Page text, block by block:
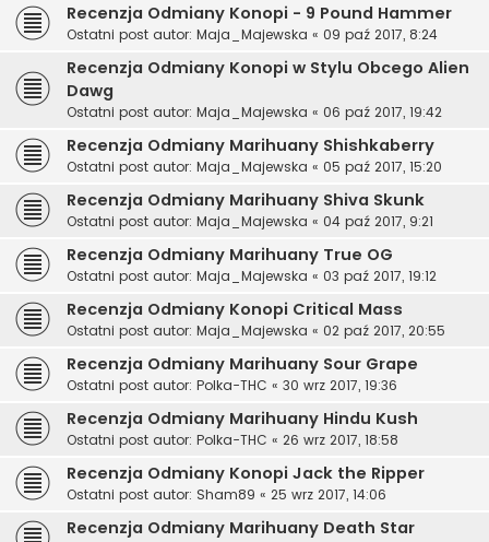
Recenzja Odmiany Konopi - 9 Pound Hammer
Ostatni post autor: Maja_Majewska « 09 paź 2017, 8:24
Recenzja Odmiany Konopi w Stylu Obcego Alien
Dawg
Ostatni post autor: Maja_Majewska « 06 paź 2017, 19:42
Recenzja Odmiany Marihuany Shishkaberry
Ostatni post autor: Maja_Majewska « 05 paź 2017, 15:20
Recenzja Odmiany Marihuany Shiva Skunk
Ostatni post autor: Maja_Majewska « 04 paź 2017, 9:21
Recenzja Odmiany Marihuany True OG
Ostatni post autor: Maja_Majewska « 03 paź 2017, 19:12
Recenzja Odmiany Konopi Critical Mass
Ostatni post autor: Maja_Majewska « 02 paź 2017, 20:55
Recenzja Odmiany Marihuany Sour Grape
Ostatni post autor: Polka-THC « 30 wrz 2017, 19:36
Recenzja Odmiany Marihuany Hindu Kush
Ostatni post autor: Polka-THC « 26 wrz 2017, 18:58
Recenzja Odmiany Konopi Jack the Ripper
Ostatni post autor: Sham89 « 25 wrz 2017, 14:06
Recenzja Odmiany Marihuany Death Star